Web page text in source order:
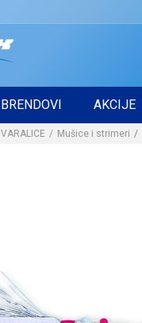
BRENDOVI AKCIJE
VARALICE Mušice i strimeri